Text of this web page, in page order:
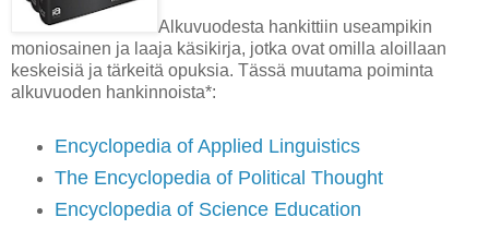
Alkuvuodesta hankittiin useampikin
moniosainen ja laaja käsikirja, jotka ovat omilla aloillaan
keskeisiä ja tärkeitä opuksia. Tässä muutama poiminta
alkuvuoden hankinnoista*:
Encyclopedia of Applied Linguistics
The Encyclopedia of Political Thought
Encyclopedia of Science Education